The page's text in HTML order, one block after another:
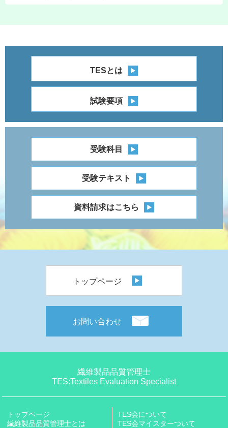
TESとは
試験要項
受験科目
受験テキスト
資料請求はこちら
トップページ
お問い合わせ
繊維製品品質管理士
TES:Textiles Evaluation Specialist
トップページ
繊維製品品質管理士とは
TES会について
TES会マイスターついて